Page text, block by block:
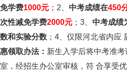
免学费1000元 ；2、 中考成绩在450
次性减免学费2000元 ；3、 中考成绩
数和实验分数 ；4、仅限河北省内应
惠领取办法： 新生入学后将中考准
室，经招生办公室审核，符 合享受